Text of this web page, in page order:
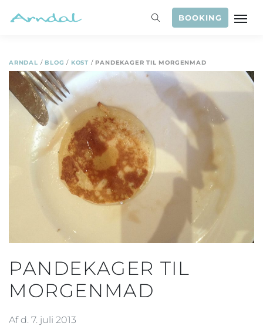
BOOKING
ARNDAL / BLOG / KOST / PANDEKAGER TIL MORGENMAD
PANDEKAGER TIL
MORGENMAD
Af d. 7. juli 2013